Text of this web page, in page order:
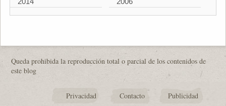
Queda prohibida la reproducción total o parcial de los contenidos de
este blog
Privacidad Contacto Publicidad